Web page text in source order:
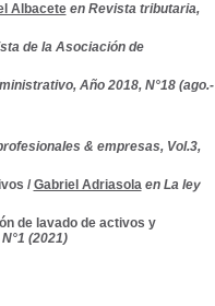
Albacete en Revista tributaria,
de la Asociación de
Año 2018, N°18 (ago.-
& empresas, Vol.3,
/ Gabriel Adriasola en La ley
de lavado de activos y
(2021)